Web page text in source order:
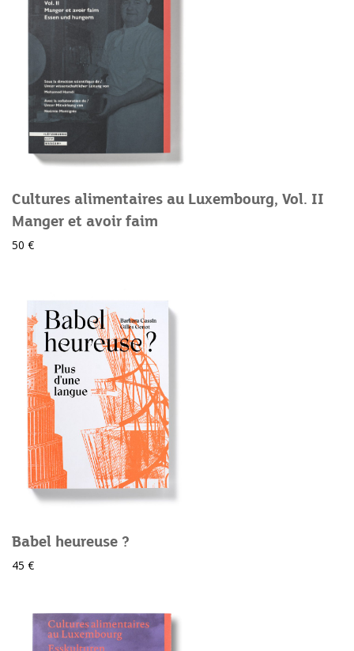
Cultures alimentaires au Luxembourg, Vol. II
Manger et avoir faim
50 €
Babel heureuse ?
45 €